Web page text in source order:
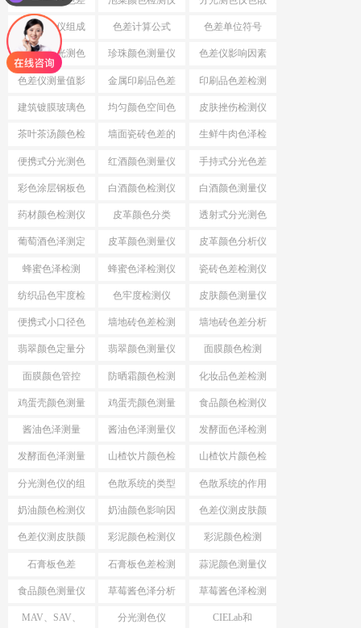
仪 系统
分光测色仪组成
结构
色差计算公式 色差单位符号
小口径分光测色
仪
珍珠颜色测量仪 色差仪影响因素
色差仪测量值影
响因素
金属印刷品色差 印刷品色差检测
仪
建筑镀膜玻璃色
差检测仪
均匀颜色空间色
差公式
皮肤挫伤检测仪
茶叶茶汤颜色检
测仪
墙面瓷砖色差的
检测仪
生鲜牛肉色泽检
测仪
便携式分光测色
仪
红酒颜色测量仪 手持式分光色差
仪
彩色涂层钢板色
差检测仪
白酒颜色检测仪 白酒颜色测量仪
药材颜色检测仪 皮革颜色分类 透射式分光测色
仪
葡萄酒色泽测定 皮革颜色测量仪 皮革颜色分析仪
蜂蜜色泽检测 蜂蜜色泽检测仪 瓷砖色差检测仪
纺织品色牢度检
测
色牢度检测仪 皮肤颜色测量仪
便携式小口径色
差仪
墙地砖色差检测
仪
墙地砖色差分析
仪
翡翠颜色定量分
析
翡翠颜色测量仪 面膜颜色检测
面膜颜色管控 防晒霜颜色检测
仪
化妆品色差检测
仪
鸡蛋壳颜色测量 鸡蛋壳颜色测量
仪
食品颜色检测仪
酱油色泽测量 酱油色泽测量仪 发酵面色泽检测
仪
发酵面色泽测量
仪
山楂饮片颜色检
测工具
山楂饮片颜色检
测仪器
分光测色仪的组
成
色散系统的类型 色散系统的作用
奶油颜色检测仪 奶油颜色影响因
素
色差仪测皮肤颜
色
色差仪测皮肤颜
色方法
彩泥颜色检测仪 彩泥颜色检测
石膏板色差 石膏板色差检测 蒜泥颜色测量仪
食品颜色测量仪 草莓酱色泽分析
仪
草莓酱色泽检测
仪
MAV、SAV、 分光测色仪 CIELab和